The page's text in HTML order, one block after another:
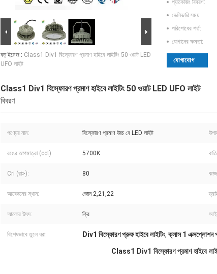
বড় ইমেজ : Class1 Div1 বিস্ফোরণ প্রমাণ হাইবে লাইটিং 50 ওয়াট LED
UFO লাইট
প্যাকেজিং বিবরণ:
ডেলিভারি সময়:
পরিশোধের শর্ত:
যোগানের ক্ষমতা:
যোগাযোগ
Class1 Div1 বিস্ফোরণ প্রমাণ হাইবে লাইটিং 50 ওয়াট LED UFO লাইট
বিবরণ
পণ্যের নাম: বিস্ফোরণ প্রমাণ উচ্চ বে LED লাইট
রঙের তাপমাত্রা (cct): 5700K
Cri (রা>): 80
আবেদনের স্থান: জোন 2,21,22
আলোর উৎস: ক্রি
বিশেষভাবে তুলে ধরা: Div1 বিস্ফোরণ প্রুফ হাইবে লাইটিং,ক্লাস 1 এক্সপ্লোশন
Class1 Div1 বিস্ফোরণ প্রমাণ হাইবে